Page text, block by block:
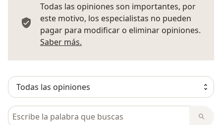
Todas las opiniones son importantes, por
este motivo, los especialistas no pueden
pagar para modificar o eliminar opiniones.
Saber más.
Busca en opiniones